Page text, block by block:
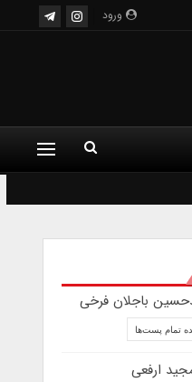
ورود
باجلان فرخی
تمام پست‌ها
ارفعی